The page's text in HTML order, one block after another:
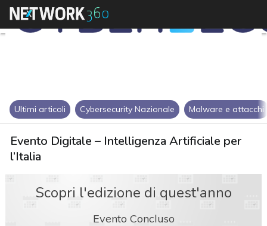
Ultimi articoli Cybersecurity Nazionale Malware e attacchi
Evento Digitale – Intelligenza Artificiale per
l’Italia
Scopri l'edizione di quest'anno
Evento Concluso